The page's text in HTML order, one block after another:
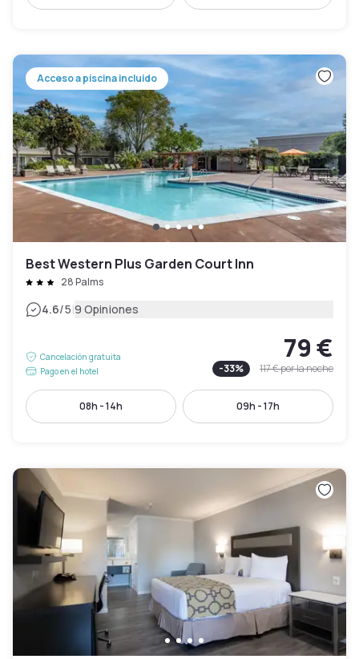
Acceso a piscina incluido
Best Western Plus Garden Court Inn
28 Palms
4.6/5|9 Opiniones
Cancelación gratuita
Pago en el hotel
79 €
-33% 117 €por la noche
08h - 14h 09h - 17h